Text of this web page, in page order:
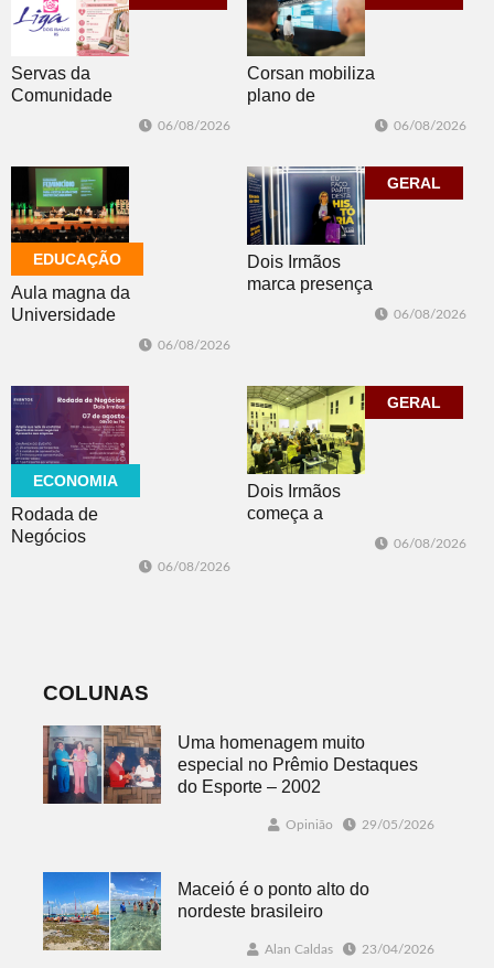
Servas da
Comunidade
06/08/2026
Corsan mobiliza
plano de
temporais no RS
06/08/2026
EDUCAÇÃO
Aula magna da
Universidade
acadêmica em
debate sobre o
feminicídio
06/08/2026
GERAL
Dois Irmãos
marca presença
06/08/2026
ECONOMIA
Rodada de
Negócios
06/08/2026
GERAL
Dois Irmãos
começa a
06/08/2026
COLUNAS
Uma homenagem muito
especial no Prêmio Destaques
do Esporte – 2002
Opinião 29/05/2026
Maceió é o ponto alto do
nordeste brasileiro
Alan Caldas 23/04/2026